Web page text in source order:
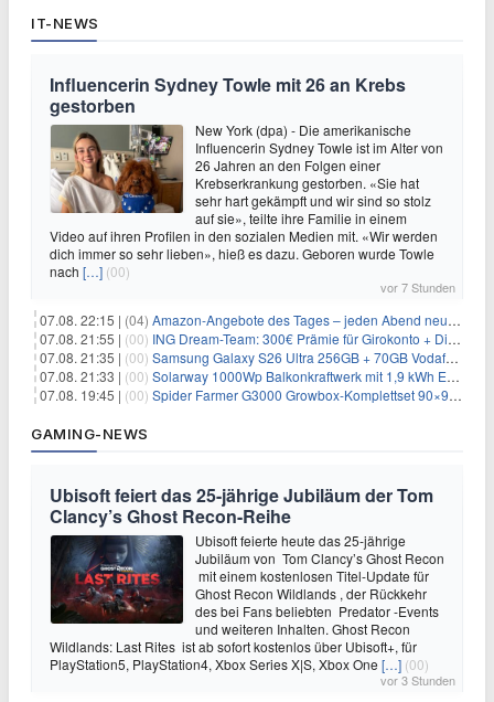
IT-NEWS
Influencerin Sydney Towle mit 26 an Krebs
gestorben
New York (dpa) - Die amerikanische
Influencerin Sydney Towle ist im Alter von
26 Jahren an den Folgen einer
Krebserkrankung gestorben. «Sie hat
sehr hart gekämpft und wir sind so stolz
auf sie», teilte ihre Familie in einem
Video auf ihren Profilen in den sozialen Medien mit. «Wir werden
dich immer so sehr lieben», hieß es dazu. Geboren wurde Towle
nach […] (00)
vor 7 Stunden
07.08. 22:15 | (04) Amazon-Angebote des Tages – jeden Abend neue Deals zum Stöbern
07.08. 21:55 | (00) ING Dream-Team: 300€ Prämie für Girokonto + Direkt-Depot
07.08. 21:35 | (00) Samsung Galaxy S26 Ultra 256GB + 70GB Vodafone-Netz für 34,99€/Monat (effektiv 4,74€/Monat)
07.08. 21:33 | (00) Solarway 1000Wp Balkonkraftwerk mit 1,9 kWh EcoFlow-Speicher für 719€ + 30€ Filial-Gutschein
07.08. 19:45 | (00) Spider Farmer G3000 Growbox-Komplettset 90×90×180 cm für 379,99€
GAMING-NEWS
Ubisoft feiert das 25-jährige Jubiläum der Tom
Clancy’s Ghost Recon-Reihe
Ubisoft feierte heute das 25-jährige
Jubiläum von Tom Clancy’s Ghost Recon
mit einem kostenlosen Titel-Update für
Ghost Recon Wildlands , der Rückkehr
des bei Fans beliebten Predator -Events
und weiteren Inhalten. Ghost Recon
Wildlands: Last Rites ist ab sofort kostenlos über Ubisoft+, für
PlayStation5, PlayStation4, Xbox Series X|S, Xbox One […] (00)
vor 3 Stunden